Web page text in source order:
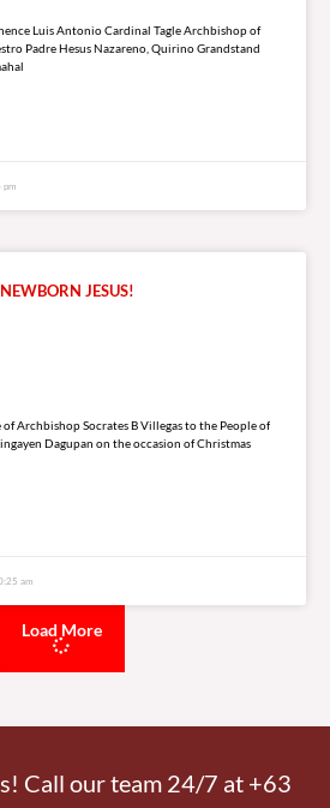
Luis Antonio Cardinal Tagle Archbishop of
Padre Hesus Nazareno, Quirino Grandstand
pm
JESUS!
Archbishop Socrates B Villegas to the People of
Dagupan on the occasion of Christmas
am
Load More
Call our team 24/7 at +63